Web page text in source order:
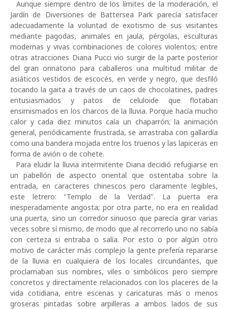
Aunque siempre dentro de los límites de la moderación, el
Jardín de Diversiones de Battersea Park parecía satisfacer
adecuadamente la voluntad de exotismo de sus visitantes
mediante pagodas, animales en jaula, pérgolas, esculturas
modernas y vivas combinaciones de colores violentos; entre
otras atracciones Diana Pucci vio surgir de la parte posterior
del gran orinatorio para caballeros una multitud militar de
asiáticos vestidos de escocés, en verde y negro, que desfiló
tocando la gaita a través de un caos de chocolatines, padres
entusiasmados y patos de celuloide que flotaban
ensimismados en los charcos de la lluvia. Porque hacía mucho
calor y cada diez minutos caía un chaparrón; la animación
general, periódicamente frustrada, se arrastraba con gallardía
como una bandera mojada entre los truenos y las lapiceras en
forma de avión o de cohete.
Para eludir la lluvia intermitente Diana decidió refugiarse en
un pabellón de aspecto oriental que ostentaba sobre la
entrada, en caracteres chinescos pero claramente legibles,
este letrero: "Templo de la Verdad". La puerta era
inesperadamente angosta; por otra parte, no era en realidad
una puerta, sino un corredor sinuoso que parecía girar varias
veces sobre sí mismo, de modo que al recorrerlo uno no sabía
con certeza si entraba o salía. Por esto o por algún otro
motivo de carácter más complejo la gente prefería repararse
de la lluvia en cualquiera de los locales circundantes, que
proclamaban sus nombres, viles o simbólicos pero siempre
concretos y directamente relacionados con los placeres de la
vida cotidiana, entre escenas y caricaturas más o menos
groseras pintadas sobre arpilleras a ambos lados de sus